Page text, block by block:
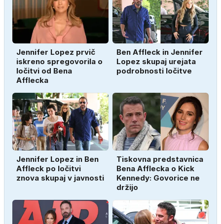
Jennifer Lopez prvič
iskreno spregovorila o
ločitvi od Bena
Afflecka
Ben Affleck in Jennifer
Lopez skupaj urejata
podrobnosti ločitve
Jennifer Lopez in Ben
Affleck po ločitvi
znova skupaj v javnosti
Tiskovna predstavnica
Bena Afflecka o Kick
Kennedy: Govorice ne
držijo